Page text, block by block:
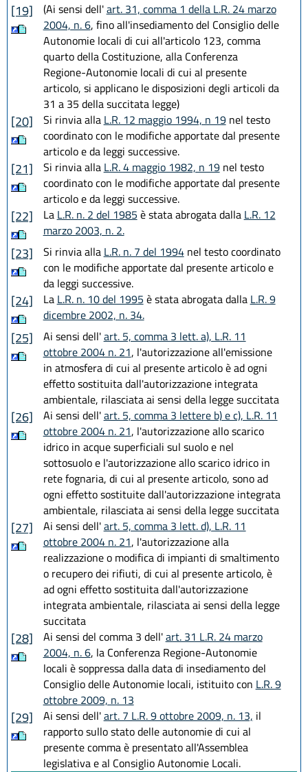
[19] (Ai sensi dell'art. 31, comma 1 della L.R. 24 marzo
2004, n. 6, fino all'insediamento del Consiglio delle
Autonomie locali di cui all'articolo 123, comma
quarto della Costituzione, alla Conferenza
Regione-Autonomie locali di cui al presente
articolo, si applicano le disposizioni degli articoli da
31 a 35 della succitata legge)
[20] Si rinvia alla L.R. 12 maggio 1994, n 19nel testo
coordinato con le modifiche apportate dal presente
articolo e da leggi successive.
[21] Si rinvia alla L.R. 4 maggio 1982, n 19nel testo
coordinato con le modifiche apportate dal presente
articolo e da leggi successive.
[22] La L.R. n. 2 del 1985 è stata abrogata dalla L.R. 12
marzo 2003, n. 2.
[23] Si rinvia alla L.R. n. 7 del 1994nel testo coordinato
con le modifiche apportate dal presente articolo e
da leggi successive.
[24] La L.R. n. 10 del 1995 è stata abrogata dalla L.R. 9
dicembre 2002, n. 34.
[25] Ai sensi dell'art. 5, comma 3 lett. a), L.R. 11
ottobre 2004 n. 21, l'autorizzazione all'emissione
in atmosfera di cui al presente articolo è ad ogni
effetto sostituita dall'autorizzazione integrata
ambientale, rilasciata ai sensi della legge succitata
[26] Ai sensi dell'art. 5, comma 3 lettere b) e c), L.R. 11
ottobre 2004 n. 21, l'autorizzazione allo scarico
idrico in acque superficiali sul suolo e nel
sottosuolo e l'autorizzazione allo scarico idrico in
rete fognaria, di cui al presente articolo, sono ad
ogni effetto sostituite dall'autorizzazione integrata
ambientale, rilasciata ai sensi della legge succitata
[27] Ai sensi dell'art. 5, comma 3 lett. d), L.R. 11
ottobre 2004 n. 21, l'autorizzazione alla
realizzazione o modifica di impianti di smaltimento
o recupero dei rifiuti, di cui al presente articolo, è
ad ogni effetto sostituita dall'autorizzazione
integrata ambientale, rilasciata ai sensi della legge
succitata
[28] Ai sensi del comma 3 dell'art. 31 L.R. 24 marzo
2004, n. 6, la Conferenza Regione-Autonomie
locali è soppressa dalla data di insediamento del
Consiglio delle Autonomie locali, istituito con L.R. 9
ottobre 2009, n. 13
[29] Ai sensi dell'art. 7 L.R. 9 ottobre 2009, n. 13, il
rapporto sullo stato delle autonomie di cui al
presente comma è presentato all'Assemblea
legislativa e al Consiglio Autonomie Locali.